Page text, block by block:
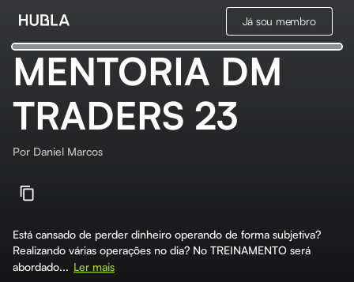
Já sou membro
MENTORIA DM
TRADERS 23
Por Daniel Marcos
Está cansado de perder dinheiro operando de forma subjetiva?
Realizando várias operações no dia? No TREINAMENTO será
abordado... Ler mais